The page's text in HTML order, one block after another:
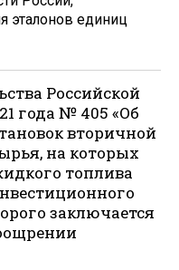
эталонов единиц
Российской
года № 405 «Об
вторичной
на которых
топлива
заключается